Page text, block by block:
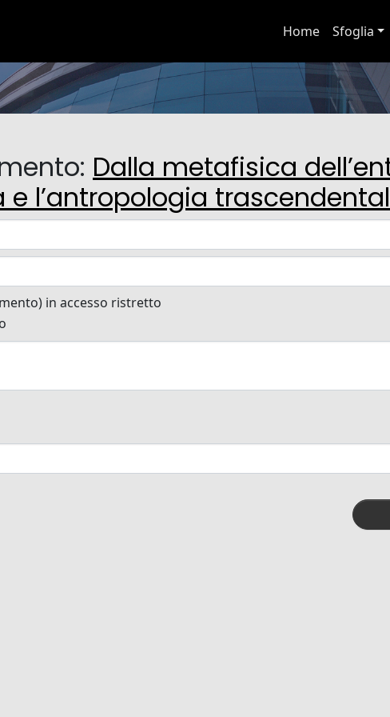
Home Sfoglia
Dalla metafisica
l’antropologia
in accesso ristretto